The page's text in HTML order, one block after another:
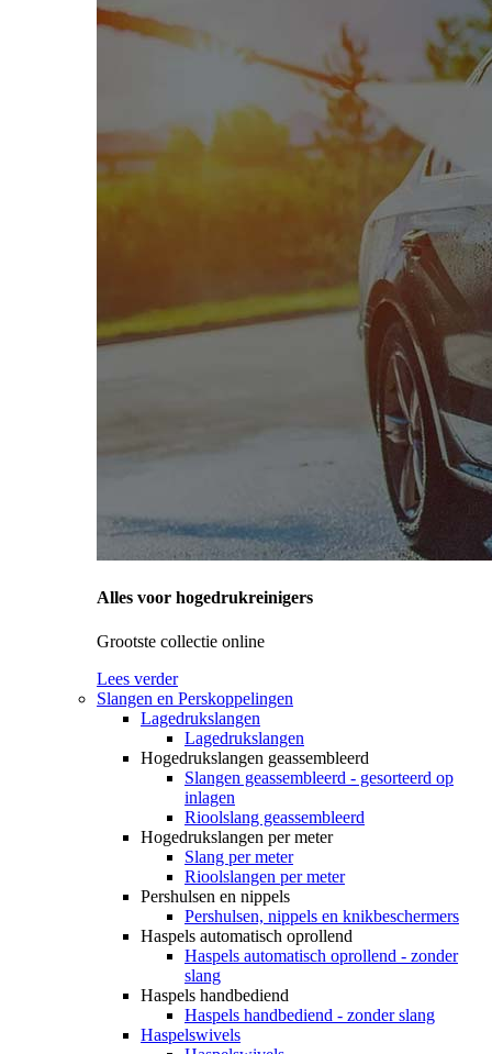
Alles voor hogedrukreinigers
Grootste collectie online
Lees verder
Slangen en Perskoppelingen
Lagedrukslangen
Lagedrukslangen
Hogedrukslangen geassembleerd
Slangen geassembleerd - gesorteerd op
inlagen
Rioolslang geassembleerd
Hogedrukslangen per meter
Slang per meter
Rioolslangen per meter
Pershulsen en nippels
Pershulsen, nippels en knikbeschermers
Haspels automatisch oprollend
Haspels automatisch oprollend - zonder
slang
Haspels handbediend
Haspels handbediend - zonder slang
Haspelswivels